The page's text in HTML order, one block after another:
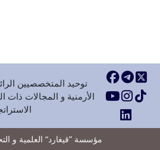
توحيد المتخصصيين
الأرمنية و المجالات
مؤسسة ”قيغارد“ العلمية و